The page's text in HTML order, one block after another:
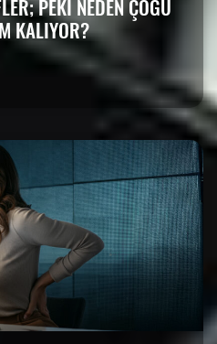
PEKI NEDEN ÇOĞU
KALIYOR?